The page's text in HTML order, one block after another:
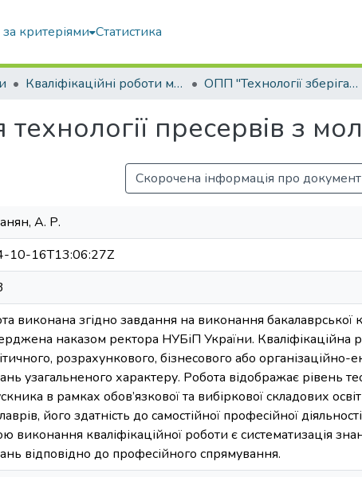
критеріями Статистика
Кваліфікаційні роботи магістрів ОПП "Технології зберігання та переробки водних біоресурсів"
пресервів з
Скорочена інформація про документ
А. Р.
10-16T13:06:27Z
виконана згідно завдання на виконання бакалаврської
наказом ректора НУБіП України. Кваліфікаційна
розрахункового, бізнесового або
узагальненого характеру. Робота відображає рівень
в рамках обов’язкової та вибіркової складових
його здатність до самостійної професійної
виконання кваліфікаційної роботи є систематизація
відповідно до професійного спрямування.